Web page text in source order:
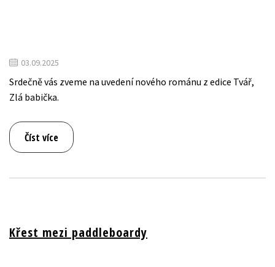
03.09.2025
Srdečně vás zveme na uvedení nového románu z edice Tvář,
Zlá babička.
Číst více
Křest mezi paddleboardy